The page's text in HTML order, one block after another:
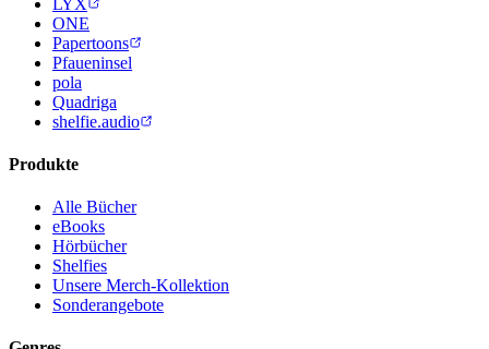
ONE
Papertoons
Pfaueninsel
pola
Quadriga
shelfie.audio
Produkte
Alle Bücher
eBooks
Hörbücher
Shelfies
Unsere Merch-Kollektion
Sonderangebote